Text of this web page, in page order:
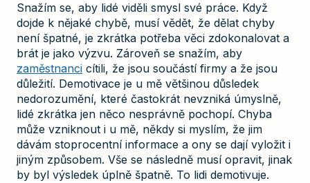
Snažím se, aby lidé viděli smysl své práce. Když
dojde k nějaké chybě, musí vědět, že dělat chyby
není špatné, je zkrátka potřeba věci zdokonalovat a
brát je jako výzvu. Zároveň se snažím, aby
zaměstnanci cítili, že jsou součástí firmy a že jsou
důležití. Demotivace je u mě většinou důsledek
nedorozumění, které častokrát nevzniká úmyslně,
lidé zkrátka jen něco nesprávně pochopí. Chyba
může vzniknout i u mě, někdy si myslím, že jim
dávám stoprocentní informace a ony se dají vyložit i
jiným způsobem. Vše se následně musí opravit, jinak
by byl výsledek úplně špatně. To lidi demotivuje.